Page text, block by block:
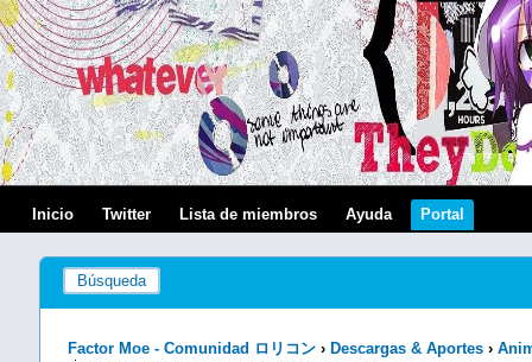
Inicio Twitter Lista de miembros Ayuda Portal
Búsqueda
Factor Moe - Comunidad ロリコン › Descargas & Aportes ›